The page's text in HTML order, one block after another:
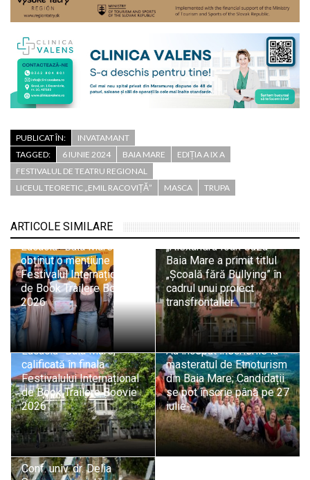
PUBLICAT ÎN:
INVATAMANT
TAGGED:
6 IUNIE 2024 BAIA MARE
EDIȚIA A IX A
FESTIVALUL DE TEATRU REGIONAL
LICEUL TEORETIC „EMIL RACOVIȚĂ”
MASCA TRUPA
ARTICOLE SIMILARE
Echipa Colegiului „Vasile
Lucaciu” Baia Mare a
obținut o mențiune la
Festivalul Internațional
de Book Trailere Boovie
2026
Școala Gimnazială
„Alexandru Ioan Cuza”
Baia Mare a primit titlul
„Școală fără Bullying” în
cadrul unui proiect
transfrontalier
Echipa Isopixel a
Colegiului „Vasile
Lucaciu” Baia Mare,
calificată în finala
Festivalului Internațional
de Book Trailere Boovie
2026
Au început înscrierile la
masteratul de Etnoturism
din Baia Mare; Candidații
se pot înscrie până pe 27
iulie
Conf. univ. dr. Delia